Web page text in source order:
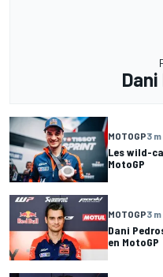
MOTOGP3 m
Les wild-
MotoGP
MOTOGP3 m
Dani
en MotoGP